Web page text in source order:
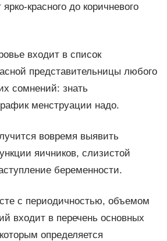
красного до коричневого
входит в список
представительницы любого
сомнений: знать
менструации надо.
вовремя выявить
яичников, слизистой
беременности.
с периодичностью, объемом
входит в перечень основных
определяется